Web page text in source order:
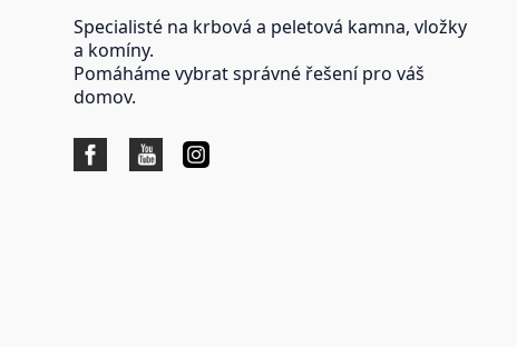
Specialisté na krbová a peletová kamna, vložky
a komíny.
Pomáháme vybrat správné řešení pro váš
domov.